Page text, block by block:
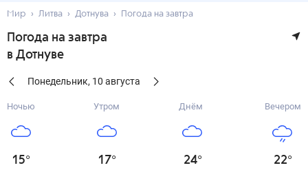
Мир Литва Дотнува Погода на завтра
Погода на завтра
в Дотнуве
Понедельник, 10 августа
Ночью
15°
Утром
17°
Днём
24°
Вечером
22°